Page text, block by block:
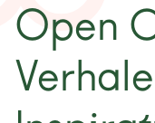
Open